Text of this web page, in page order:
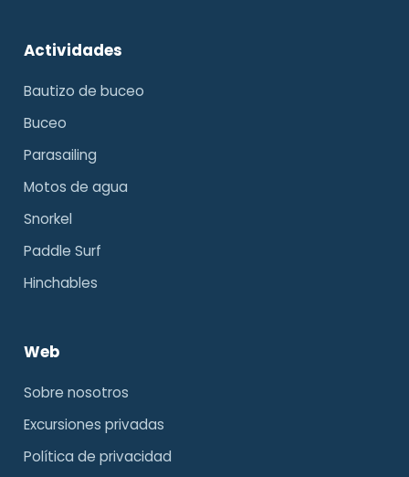
Actividades
Bautizo de buceo
Buceo
Parasailing
Motos de agua
Snorkel
Paddle Surf
Hinchables
Web
Sobre nosotros
Excursiones privadas
Política de privacidad